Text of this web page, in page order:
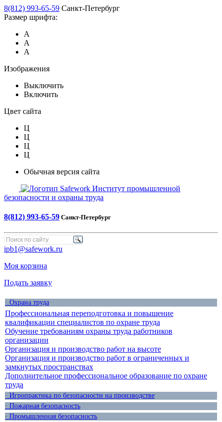
8(812) 993-65-59 Санкт-Петербург
Размер шрифта:
А
А
А
Изображения
Выключить
Включить
Цвет сайта
Ц
Ц
Ц
Ц
Обычная версия сайта
Safework Институт промышленной
безопасности и охраны труда
8(812) 993-65-59 Санкт-Петербург
ipb1@safework.ru
Моя корзина
Подать заявку
· Охрана труда
Профессиональная переподготовка и повышение
квалификации специалистов по охране труда
Обучение требованиям охраны труда работников
организации
Организация и производство работ на высоте
Организация и производство работ в ограниченных и
замкнутых пространствах
Дополнительное профессиональное образование по охране
труда
· Игропрактика по безопасности на производстве
· Пожарная безопасность
· Промышленная безопасность